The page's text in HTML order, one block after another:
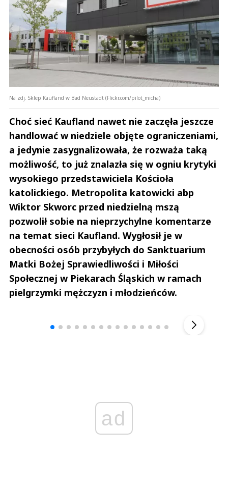
Na zdj. Sklep Kaufland w Bad Neustadt (Flickr.com/pilot_micha)
Choć sieć Kaufland nawet nie zaczęła jeszcze
handlować w niedziele objęte ograniczeniami,
a jedynie zasygnalizowała, że rozważa taką
możliwość, to już znalazła się w ogniu krytyki
wysokiego przedstawiciela Kościoła
katolickiego. Metropolita katowicki abp
Wiktor Skworc przed niedzielną mszą
pozwolił sobie na nieprzychylne komentarze
na temat sieci Kaufland. Wygłosił je w
obecności osób przybyłych do Sanktuarium
Matki Bożej Sprawiedliwości i Miłości
Społecznej w Piekarach Śląskich w ramach
pielgrzymki mężczyzn i młodzieńców.
ad